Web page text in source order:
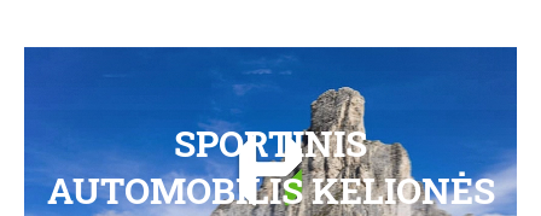
SPORTINIS
AUTOMOBILIS KELIONĖS